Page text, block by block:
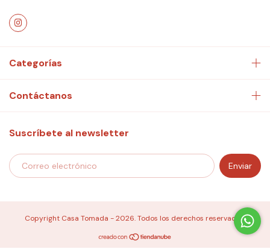
Categorías
Contáctanos
Suscríbete al newsletter
Copyright Casa Tomada - 2026. Todos los derechos reservados.